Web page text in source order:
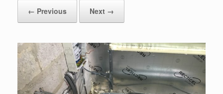
← Previous
Next →